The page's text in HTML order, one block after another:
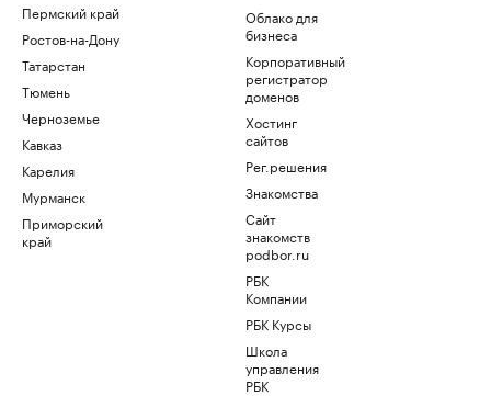
Пермский край
Ростов-на-Дону
Татарстан
Тюмень
Черноземье
Кавказ
Карелия
Мурманск
Приморский
край
Облако для
бизнеса
Корпоративный
регистратор
доменов
Хостинг
сайтов
Рег.решения
Знакомства
Сайт
знакомств
podbor.ru
РБК
Компании
РБК Курсы
Школа
управления
РБК